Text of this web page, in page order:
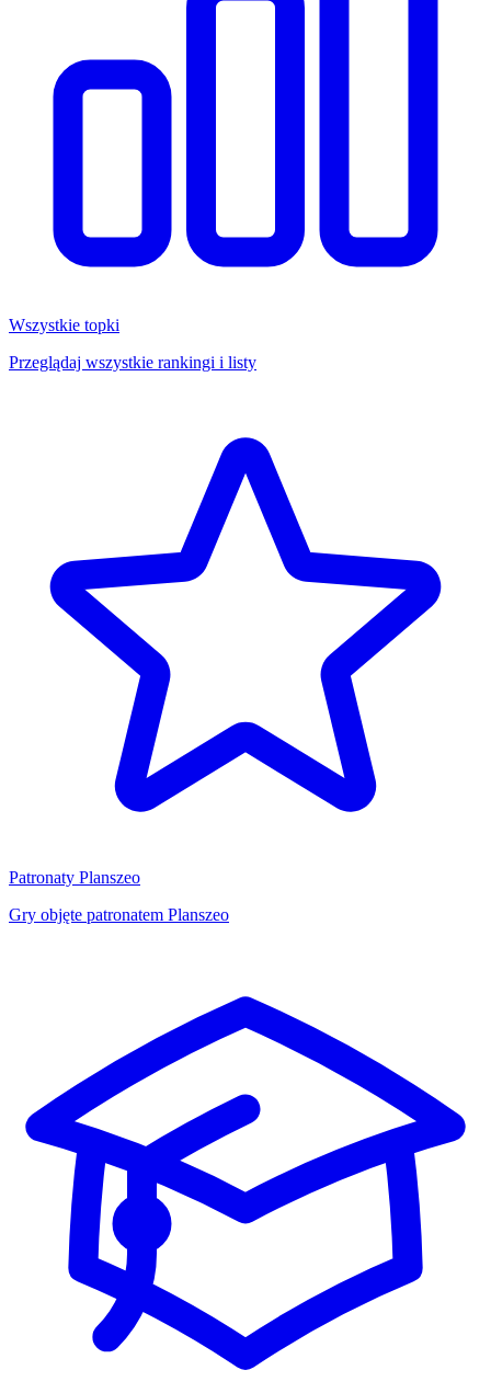
Wszystkie topki
Przeglądaj wszystkie rankingi i listy
Patronaty Planszeo
Gry objęte patronatem Planszeo